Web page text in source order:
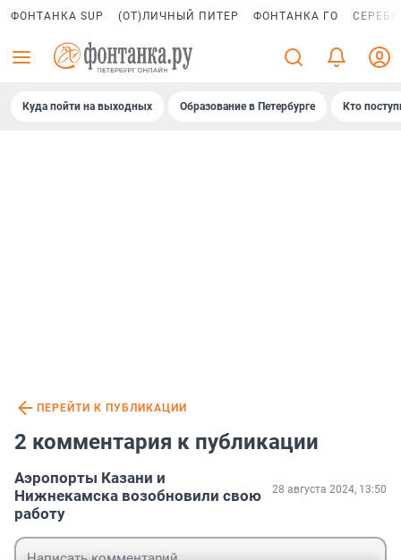
ФОНТАНКА SUP (ОТ)ЛИЧНЫЙ ПИТЕР ФОНТАНКА ГО
Куда пойти на выходных Образование в Петербурге Кто
ПЕРЕЙТИ К ПУБЛИКАЦИИ
2 комментария к публикации
Аэропорты Казани и
Нижнекамска возобновили свою
работу
28 августа 2024, 13:50